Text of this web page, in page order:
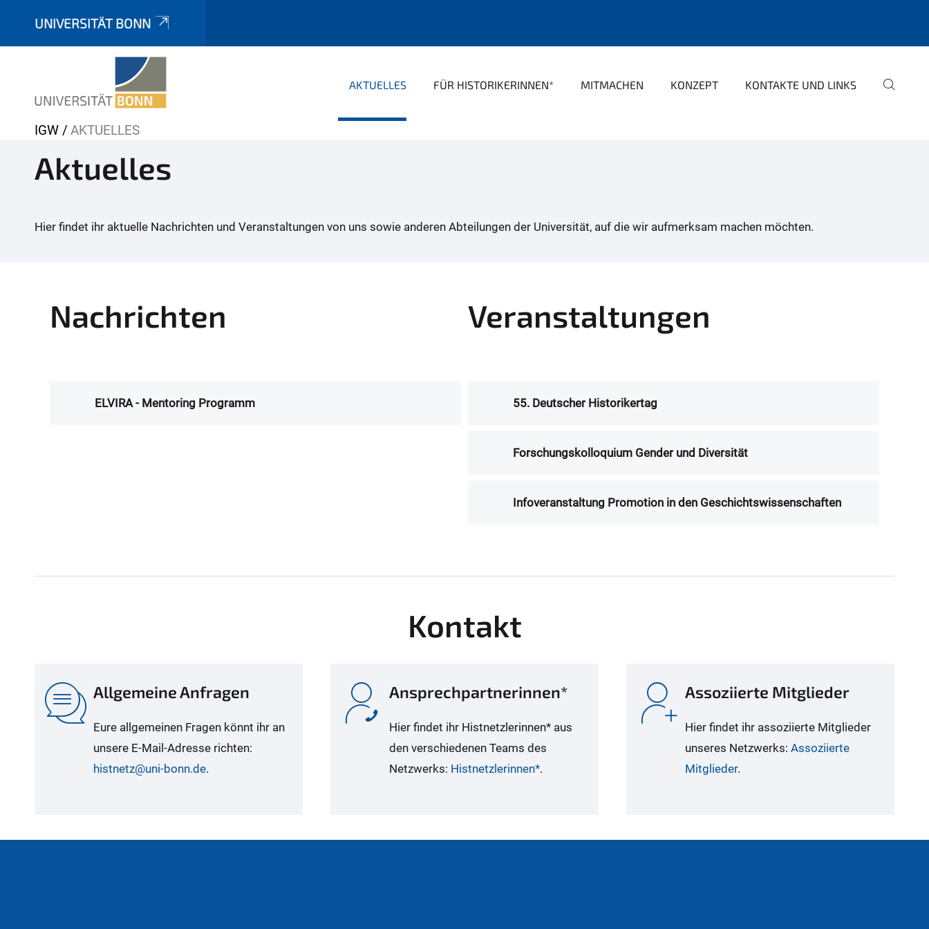
UNIVERSITÄT BONN
AKTUELLES FÜR HISTORIKERINNEN* MITMACHEN KONZEPT KONTAKTE UND LINKS
Y
u
e
IGW AKTUELLES
Aktuelles
Hier findet ihr aktuelle Nachrichten und Veranstaltungen von uns sowie anderen Abteilungen der Universität, auf die wir aufmerksam machen möchten.
Nachrichten
ELVIRA - Mentoring Programm
Veranstaltungen
55. Deutscher Historikertag
Forschungskolloquium Gender und Diversität
Infoveranstaltung Promotion in den Geschichtswissenschaften
Kontakt
Allgemeine Anfragen
Eure allgemeinen Fragen könnt ihr an
unsere E-Mail-Adresse richten:
histnetz@uni-bonn.de.
Ansprechpartnerinnen*
Hier findet ihr Histnetzlerinnen* aus
den verschiedenen Teams des
Netzwerks: Histnetzlerinnen*.
Assoziierte Mitglieder
Hier findet ihr assoziierte Mitglieder
unseres Netzwerks: Assoziierte
Mitglieder.